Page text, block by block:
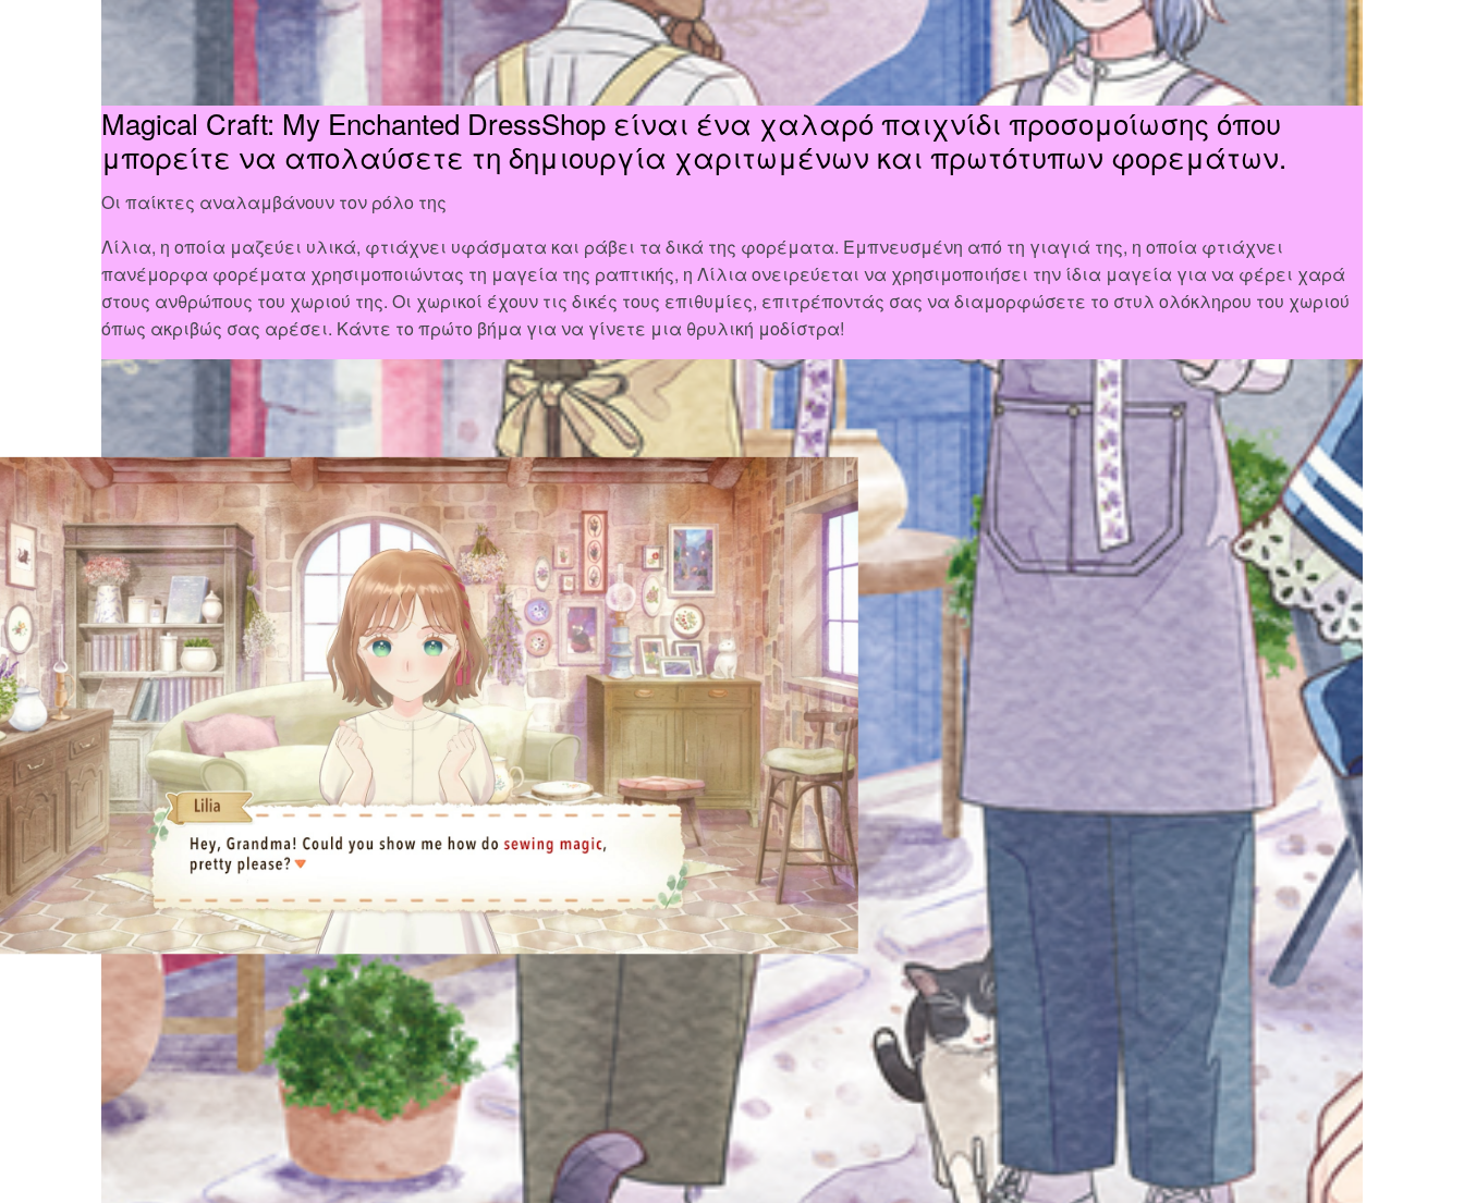
Magical Craft: My Enchanted DressShop είναι ένα χαλαρό παιχνίδι προσομοίωσης όπου
μπορείτε να απολαύσετε τη δημιουργία χαριτωμένων και πρωτότυπων φορεμάτων.
Οι παίκτες αναλαμβάνουν τον ρόλο της
Λίλια, η οποία μαζεύει υλικά, φτιάχνει υφάσματα και ράβει τα δικά της φορέματα. Εμπνευσμένη από τη γιαγιά της, η οποία φτιάχνει
πανέμορφα φορέματα χρησιμοποιώντας τη μαγεία της ραπτικής, η Λίλια ονειρεύεται να χρησιμοποιήσει την ίδια μαγεία για να φέρει χαρά
στους ανθρώπους του χωριού της. Οι χωρικοί έχουν τις δικές τους επιθυμίες, επιτρέποντάς σας να διαμορφώσετε το στυλ ολόκληρου του χωριού
όπως ακριβώς σας αρέσει. Κάντε το πρώτο βήμα για να γίνετε μια θρυλική μοδίστρα!